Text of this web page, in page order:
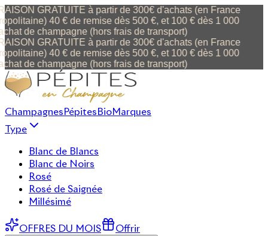
GRATUITE à partir de 300€ d'achats (en France
40 € de remise dès 500 €, et 100 € dès 1 000
de champagne (hors frais de transport)
GRATUITE à partir de 300€ d'achats (en France
40 € de remise dès 500 €, et 100 € dès 1 000
de champagne (hors frais de transport)
ChampagnesPépitesBioMarques
Type
Blanc de Blancs
Blanc de Noirs
Rosé
Rosé de Saignée
Millésimé
OFFRES DU MOIS Offrir